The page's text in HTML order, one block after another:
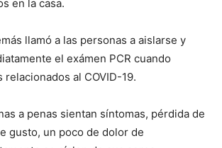
en la casa.
llamó a las personas a aislarse y
el exámen PCR cuando
relacionados al COVID-19.
a penas sientan síntomas, pérdida de
gusto, un poco de dolor de